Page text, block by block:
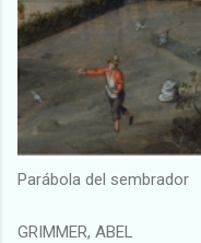
Parábola del sembrador
GRIMMER, ABEL